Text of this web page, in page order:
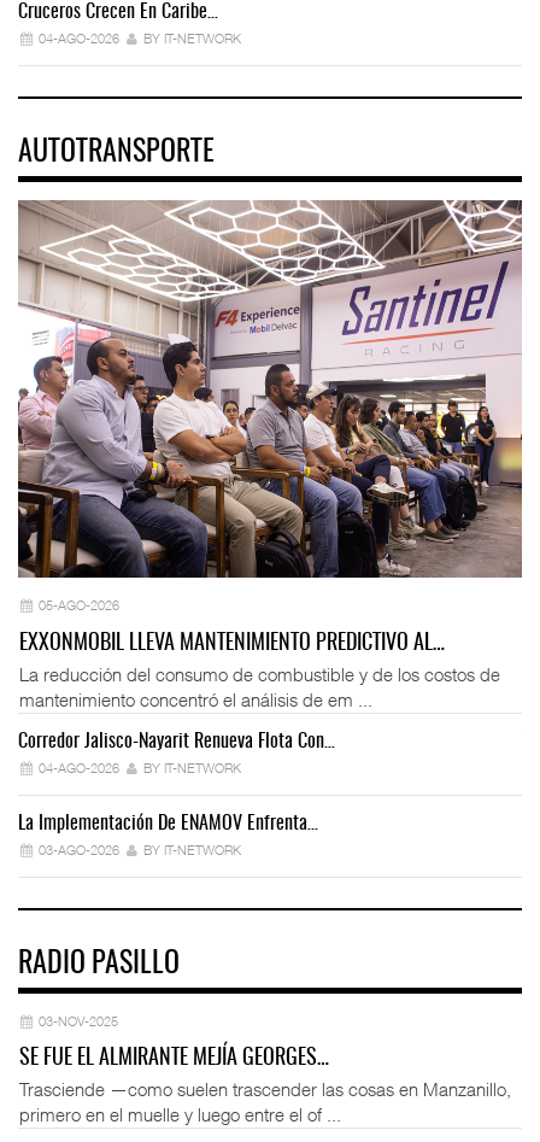
Cruceros Crecen En Caribe…
04-AGO-2026 BY IT-NETWORK
AUTOTRANSPORTE
05-AGO-2026
EXXONMOBIL LLEVA MANTENIMIENTO PREDICTIVO AL…
La reducción del consumo de combustible y de los costos de
mantenimiento concentró el análisis de em ...
Corredor Jalisco-Nayarit Renueva Flota Con…
04-AGO-2026 BY IT-NETWORK
La Implementación De ENAMOV Enfrenta…
03-AGO-2026 BY IT-NETWORK
RADIO PASILLO
03-NOV-2025
SE FUE EL ALMIRANTE MEJÍA GEORGES…
Trasciende —como suelen trascender las cosas en Manzanillo,
primero en el muelle y luego entre el of ...